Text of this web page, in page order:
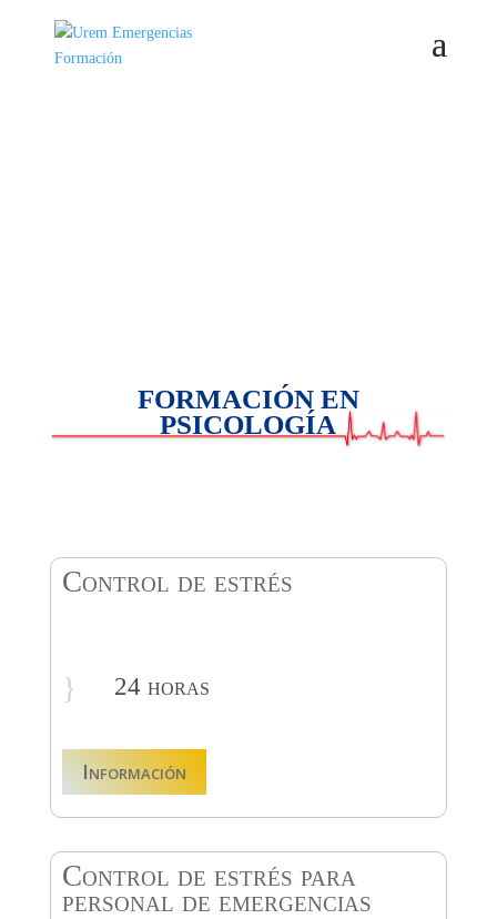
FORMACIÓN EN
PSICOLOGÍA
Control de estrés
} 24 horas
Información
Control de estrés para
personal de emergencias